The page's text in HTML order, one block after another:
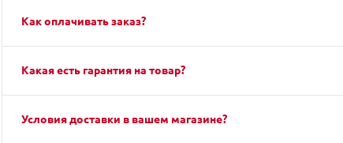
Как оплачивать заказ?
Какая есть гарантия на товар?
Условия доставки в вашем магазине?